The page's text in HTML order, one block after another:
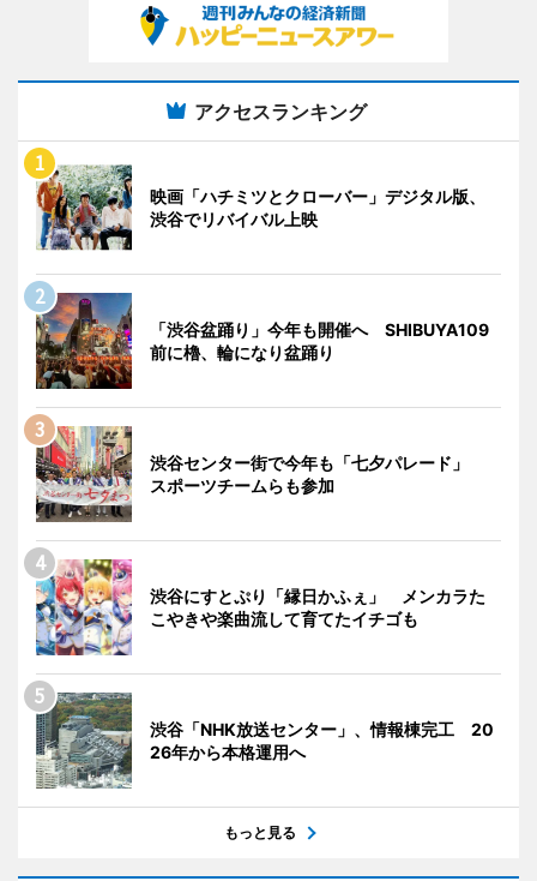
アクセスランキング
映画「ハチミツとクローバー」デジタル版、
渋谷でリバイバル上映
「渋谷盆踊り」今年も開催へ SHIBUYA109
前に櫓、輪になり盆踊り
渋谷センター街で今年も「七夕パレード」
スポーツチームらも参加
渋谷にすとぷり「縁日かふぇ」 メンカラた
こやきや楽曲流して育てたイチゴも
渋谷「NHK放送センター」、情報棟完工 20
26年から本格運用へ
もっと見る